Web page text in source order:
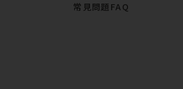
常見問題FAQ